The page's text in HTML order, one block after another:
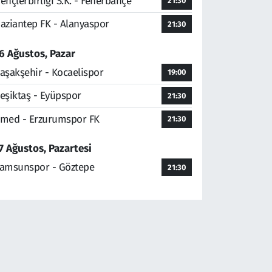
FK - Alanyaspor 21:30
Ağustos, Pazar
- Kocaelispor
19:00
- Eyüpspor 21:30
- Erzurumspor FK 21:30
Ağustos, Pazartesi
- Göztepe
21:30